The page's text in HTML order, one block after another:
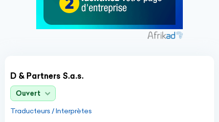
D & Partners S.a.s.
Ouvert
Traducteurs / Interprètes